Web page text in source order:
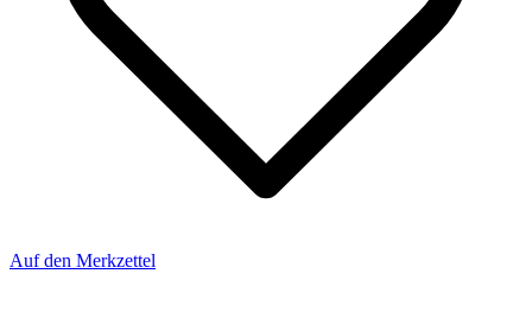
Auf den Merkzettel